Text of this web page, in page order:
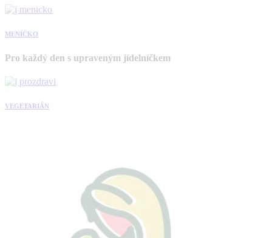
MENÍČKO
Pro každý den s upraveným jídelníčkem
VEGETARIÁN